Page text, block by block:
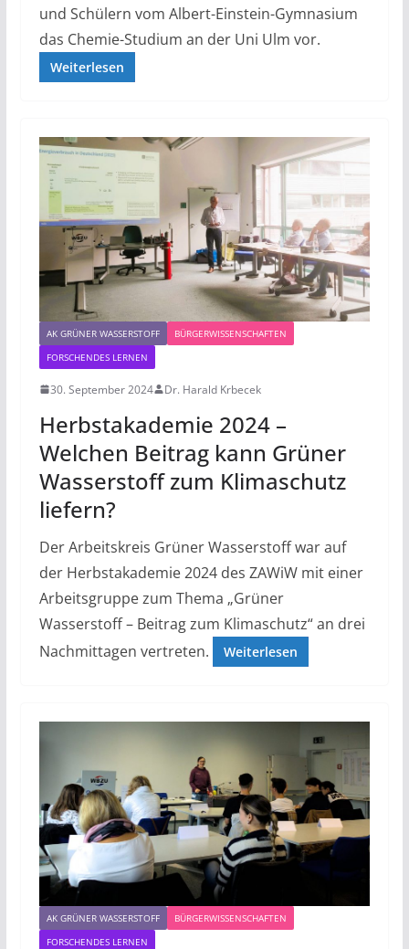
und Schülern vom Albert-Einstein-Gymnasium
das Chemie-Studium an der Uni Ulm vor.
Weiterlesen
AK GRÜNER WASSERSTOFF
BÜRGERWISSENSCHAFTEN
FORSCHENDES LERNEN
30. September 2024 Dr. Harald Krbecek
Herbstakademie 2024 –
Welchen Beitrag kann Grüner
Wasserstoff zum Klimaschutz
liefern?
Der Arbeitskreis Grüner Wasserstoff war auf
der Herbstakademie 2024 des ZAWiW mit einer
Arbeitsgruppe zum Thema „Grüner
Wasserstoff – Beitrag zum Klimaschutz“ an drei
Nachmittagen vertreten.
Weiterlesen
AK GRÜNER WASSERSTOFF
BÜRGERWISSENSCHAFTEN
FORSCHENDES LERNEN